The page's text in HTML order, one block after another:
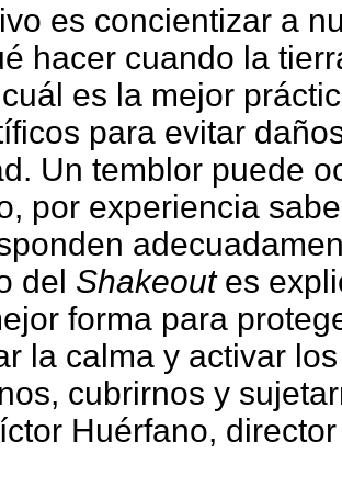
es concientizar a
hacer cuando la
es la mejor
para evitar
Un temblor puede
por experiencia
del Shakeout es
forma para
la calma y activar
cubrirnos y
Huérfano,